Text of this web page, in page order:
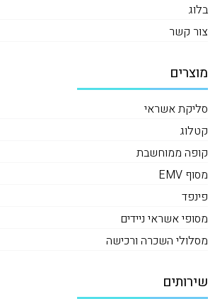
בלוג
צור קשר
מוצרים
סליקת אשראי
קטלוג
קופה ממוחשבת
מסוף EMV
פינפד
מסופי אשראי ניידים
מסלולי השכרה ורכישה
שירותים